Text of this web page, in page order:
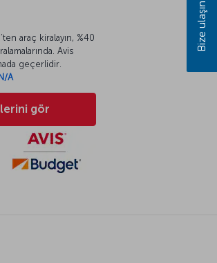
araç kiralayın, %40
Avis
geçerlidir.
N/A
gör
Bize ulaşın